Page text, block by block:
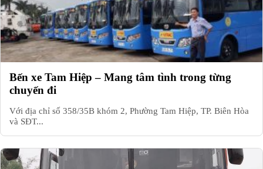
Bến xe Tam Hiệp – Mang tâm tình trong từng
chuyến đi
Với địa chỉ số 358/35B khóm 2, Phường Tam Hiệp, TP. Biên Hòa
và SĐT...